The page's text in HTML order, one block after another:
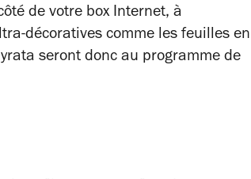
de votre box Internet, à
décoratives comme les feuilles en
seront donc au programme de